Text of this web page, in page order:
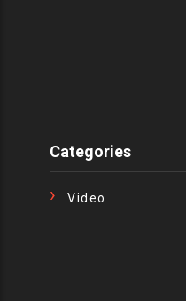
Categories
Video